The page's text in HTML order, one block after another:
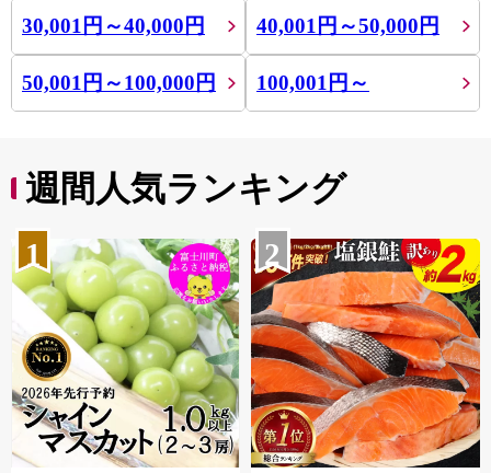
30,001円～40,000円 40,001円～50,000円
50,001円～100,000円 100,001円～
週間人気ランキング
1 2